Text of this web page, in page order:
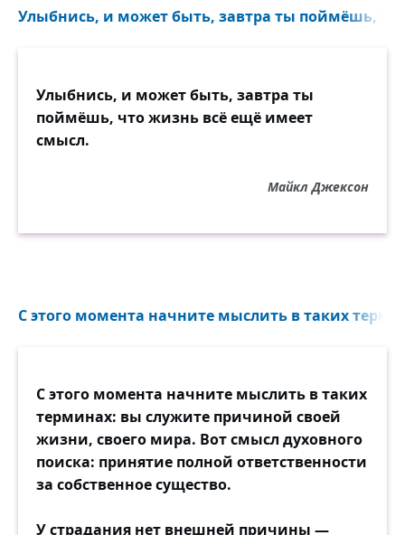
Улыбнись, и может быть, завтра ты поймёшь,
Улыбнись, и может быть, завтра ты
поймёшь, что жизнь всё ещё имеет
смысл.
Майкл Джексон
С этого момента начните мыслить в таких
С этого момента начните мыслить в таких
терминах: вы служите причиной своей
жизни, своего мира. Вот смысл духовного
поиска: принятие полной ответственности
за собственное существо.
У страдания нет внешней причины —